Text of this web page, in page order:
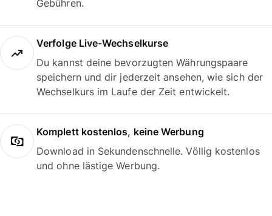
Gebühren.
Verfolge Live-Wechselkurse
Du kannst deine bevorzugten Währungspaare
speichern und dir jederzeit ansehen, wie sich der
Wechselkurs im Laufe der Zeit entwickelt.
Komplett kostenlos, keine Werbung
Download in Sekundenschnelle. Völlig kostenlos
und ohne lästige Werbung.